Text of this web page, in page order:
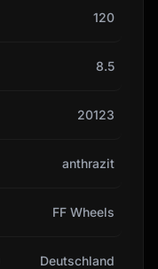
120
8.5
20123
anthrazit
FF Wheels
Deutschland